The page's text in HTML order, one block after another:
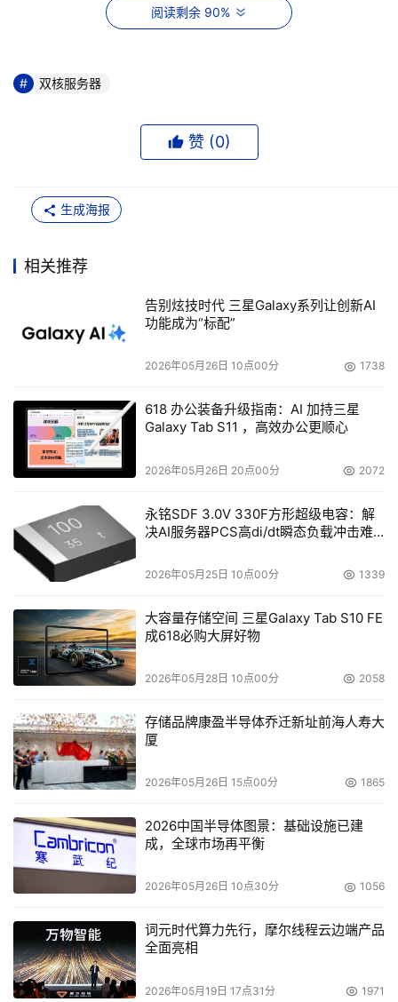
芯片上。这种多内核处理器直接插在主板上的一个插座中，
操作系统将每一个执行内核视为一个可以独立控制的逻辑处
的速度运行，因此降低了温度，并且在大多数情况下，还提
速度突破??从一个角度看，多内核只是多年来我们所
采用的两个或更多标准CPU的“n路”服务器设计思想的延
是，实际上，这种多内核战略代表着处理器架构的重大变
CPU，而不是将它们插入到两个独立的插座上，大大加快了
第一款来自Intel的多内核CPU已经上市。Intel预测，
到2006年年底时，多内核处理器将在Intel推出的桌面CPU
中占40％，占移动CPU的70％，在服务器处理器中占到令
押下了巨额赌注。
除了运行起来温度更低、速度更快外，多内核处理器
尤其适合于具有可以被划分为独立的线程、可以并行执行操
作的任务。在双内核处理器上，可以利用多个线程的软件，
如数据库查询和绘制图形，运行速度比运行在单核芯片上几
乎快100％。但是，很多以线性方式处理的应用程序将享受
不到多少好处。
数百条线程的未来芯片??现在芯片制造商已经在开发
内核数量超过两个的芯片设计。就在前几个月，Raza
Microelectronics公司开始推出XLR处理器产品线。XLR处
理器最多内含8个运行速度最高为1.5GHz的内核，每个处理
内核支持4条线程，总共支持有32条线程。据该公司介绍，
今年年底出现在制造商的设备中。
Sun用于高端服务器的90纳米UltraSPARC IV芯片将
于明年推出。有报道说，这款代号为Niagara的处理器也支
同时，随着业界向65纳米制造工艺升级，更多的晶体
管将集成在尺寸保持不变的硅片上。Intel业务客户部产品营
销经理Jeff Austin解释说：“以略低的频率和电压运行它
限的条件下运行。”Intel的第一款用于多路服务器的65纳米
处理器系列Tukwila处理器将内含4个或更多的内核，预定
于2007年左右推出。Austin说，Intel将在2008年到2010
阅读剩余 90%
双核服务器
赞 (0)
生成海报
相关推荐
告别炫技时代 三星Galaxy系列让创新AI
功能成为“标配”
2026年05月26日 10点00分 1738
618 办公装备升级指南：AI 加持三星
Galaxy Tab S11 ，高效办公更顺心
2026年05月26日 20点00分 2072
永铭SDF 3.0V 330F方形超级电容：解
决AI服务器PCS高di/dt瞬态负载冲击难
2026年05月25日 10点00分 1339
大容量存储空间 三星Galaxy Tab S10 FE
成618必购大屏好物
2026年05月28日 10点00分 2058
存储品牌康盈半导体乔迁新址前海人寿大
厦
2026年05月26日 15点00分 1865
2026中国半导体图景：基础设施已建
成，全球市场再平衡
2026年05月26日 10点30分 1056
词元时代算力先行，摩尔线程云边端产品
全面亮相
2026年05月19日 17点31分 1971